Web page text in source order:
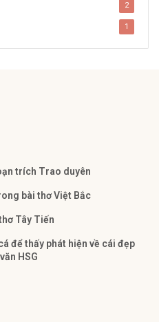
2
1
trích Trao duyên
bài thơ Việt Bắc
Tây Tiến
để thấy phát hiện về cái đẹp
HSG